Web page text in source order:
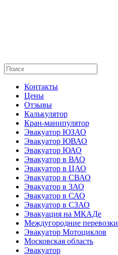
Контакты
Цены
Отзывы
Калькулятор
Кран-манипулятор
Эвакуатор ЮЗАО
Эвакуатор ЮВАО
Эвакуатор ЮАО
Эвакуатор в ВАО
Эвакуатор в ЦАО
Эвакуатор в СВАО
Эвакуатор в ЗАО
Эвакуатор в САО
Эвакуатор в СЗАО
Эвакуация на МКАДе
Междугородние перевозки
Эвакуатор Мотоциклов
Московская область
Эвакуатор